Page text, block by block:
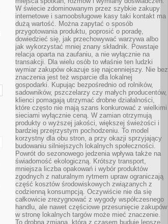
W świecie zdominowanym przez szybkie zakupy
internetowe i samoobsługowe kasy taki kontakt ma
dużą wartość. Można zapytać o sposób
przygotowania produktu, poprosić o poradę,
dowiedzieć się, jak przechowywać warzywa albo
jak wykorzystać mniej znany składnik. Powstaje
relacja oparta na zaufaniu, a nie wyłącznie na
transakcji. Dla wielu osób to właśnie ten ludzki
wymiar zakupów okazuje się najcenniejszy. Nie bez
znaczenia jest też wsparcie dla lokalnej
gospodarki. Kupując bezpośrednio od rolników,
sadowników, pszczelarzy czy małych producentów,
klienci pomagają utrzymać drobne działalności,
które często nie mają szans konkurować z wielkimi
sieciami wyłącznie ceną. W zamian otrzymują
produkty o wyższej jakości, większej świeżości i
bardziej przejrzystym pochodzeniu. To model
korzystny dla obu stron, a przy okazji sprzyjający
budowaniu silniejszych lokalnych społeczności.
Powrót do sezonowego jedzenia wpływa także na
świadomość ekologiczną. Krótszy transport,
mniejsza liczba opakowań i wybór produktów
zgodnych z naturalnym rytmem upraw ograniczają
część kosztów środowiskowych związanych z
codzienną konsumpcją. Oczywiście nie da się
całkowicie zrezygnować z wygody współczesnego
handlu, ale nawet częściowe przesunięcie zakupów
w stronę lokalnych targów może mieć znaczenie.
To drobna zmiana, która z czasem buduje lepsze